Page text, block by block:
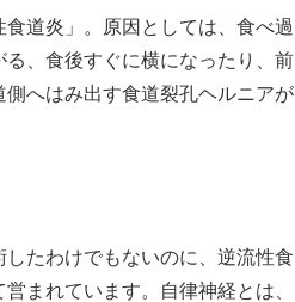
道炎」。原因としては、食べ過
、食後すぐに横になったり、前
へはみ出す食道裂孔ヘルニアが
たわけでもないのに、逆流性食
まれています。自律神経とは、